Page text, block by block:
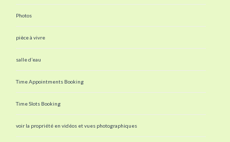
Photos
pièce à vivre
salle d’eau
Time Appointments Booking
Time Slots Booking
voir la propriété en vidéos et vues photographiques